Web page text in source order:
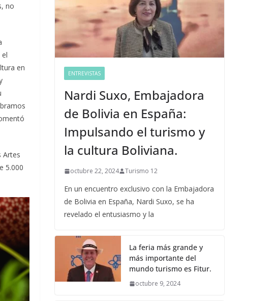
no
en
Artes
5.000
ENTREVISTAS
Nardi Suxo, Embajadora
de Bolivia en España:
Impulsando el turismo y
la cultura Boliviana.
octubre 22, 2024 Turismo 12
En un encuentro exclusivo con la Embajadora
de Bolivia en España, Nardi Suxo, se ha
revelado el entusiasmo y la
La feria más grande y
más importante del
mundo turismo es Fitur.
octubre 9, 2024